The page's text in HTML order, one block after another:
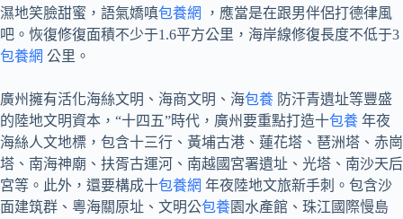
濕地笑臉甜蜜，語氣嬌嗔包養網
，應當是在跟男伴侶打德律風
吧。恢復修復面積不少于1.6平方公里，海岸線修復長度不低于3
包養網 公里。
廣州擁有活化海絲文明、海商文明、海包養 防汗青遺址等豐盛
的陸地文明資本，“十四五”時代，廣州要重點打造十包養 年夜
海絲人文地標，包含十三行、黃埔古港、蓮花塔、琶洲塔、赤崗
塔、南海神廟、扶胥古運河、南越國宮署遺址、光塔、南沙天后
宮等。此外，還要構成十包養網 年夜陸地文旅新手刺。包含沙
面建筑群、粵海關原址、文明公包養園水產館、珠江國際慢島